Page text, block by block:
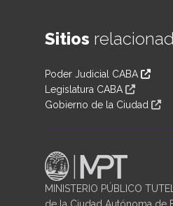
Sitios
Poder Judicial CABA
Legislatura CABA
Gobierno de la Ciudad
MINISTERIO PÚBLICO